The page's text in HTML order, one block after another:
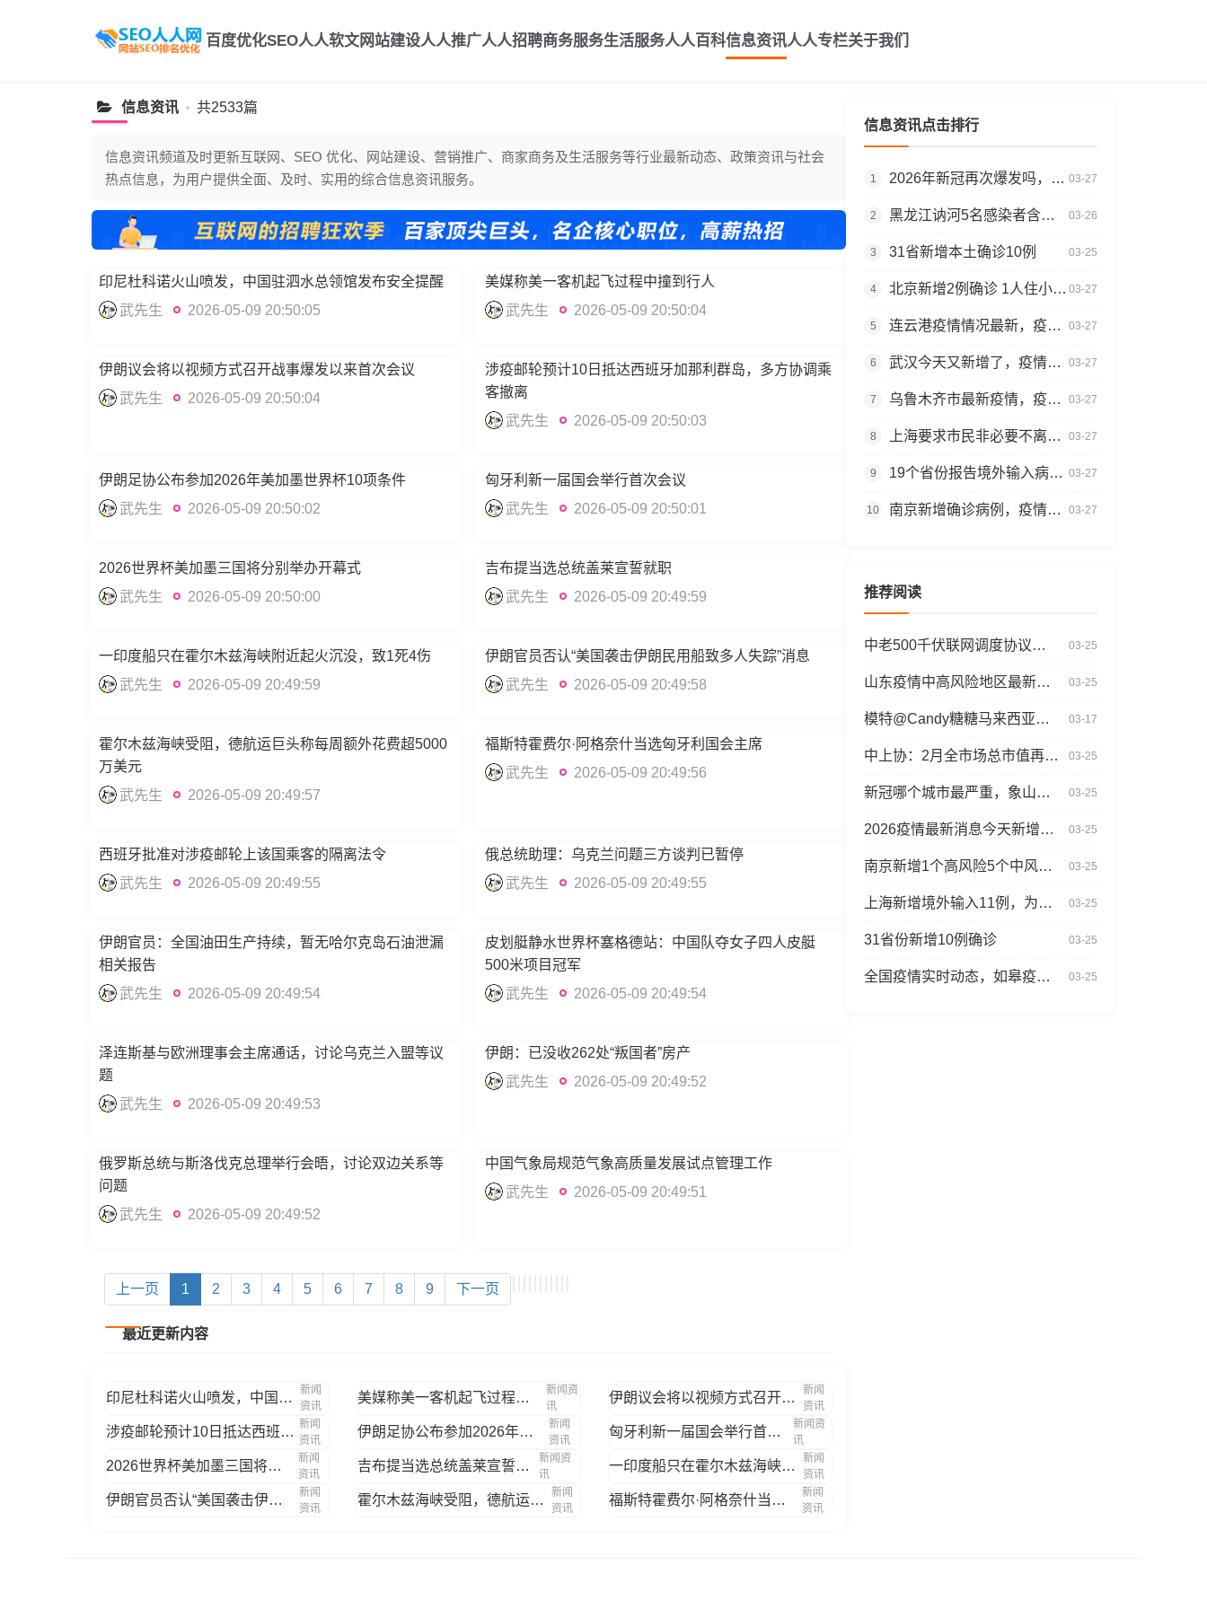
百度优化SEO人人软文网站建设人人推广人人招聘商务服务生活服务人人百科信息资讯人人专栏关于我们
信息资讯 共2533篇
信息资讯频道及时更新互联网、SEO 优化、网站建设、营销推广、商家商务及生活服务等行业最新动态、政策资讯与社会
热点信息，为用户提供全面、及时、实用的综合信息资讯服务。
印尼杜科诺火山喷发，中国驻泗水总领馆发布安全提醒
武先生
2026-05-09 20:50:05
美媒称美一客机起飞过程中撞到行人
武先生
2026-05-09 20:50:04
伊朗议会将以视频方式召开战事爆发以来首次会议
武先生
2026-05-09 20:50:04
涉疫邮轮预计10日抵达西班牙加那利群岛，多方协调乘
客撤离
武先生
2026-05-09 20:50:03
伊朗足协公布参加2026年美加墨世界杯10项条件
武先生
2026-05-09 20:50:02
匈牙利新一届国会举行首次会议
武先生
2026-05-09 20:50:01
2026世界杯美加墨三国将分别举办开幕式
武先生
2026-05-09 20:50:00
吉布提当选总统盖莱宣誓就职
武先生
2026-05-09 20:49:59
一印度船只在霍尔木兹海峡附近起火沉没，致1死4伤
武先生
2026-05-09 20:49:59
伊朗官员否认“美国袭击伊朗民用船致多人失踪”消息
武先生
2026-05-09 20:49:58
霍尔木兹海峡受阻，德航运巨头称每周额外花费超5000
万美元
武先生
2026-05-09 20:49:57
福斯特霍费尔·阿格奈什当选匈牙利国会主席
武先生
2026-05-09 20:49:56
西班牙批准对涉疫邮轮上该国乘客的隔离法令
武先生
2026-05-09 20:49:55
俄总统助理：乌克兰问题三方谈判已暂停
武先生
2026-05-09 20:49:55
伊朗官员：全国油田生产持续，暂无哈尔克岛石油泄漏
相关报告
武先生
2026-05-09 20:49:54
皮划艇静水世界杯塞格德站：中国队夺女子四人皮艇
500米项目冠军
武先生
2026-05-09 20:49:54
泽连斯基与欧洲理事会主席通话，讨论乌克兰入盟等议
题
武先生
2026-05-09 20:49:53
伊朗：已没收262处“叛国者”房产
武先生
2026-05-09 20:49:52
俄罗斯总统与斯洛伐克总理举行会晤，讨论双边关系等
问题
武先生
2026-05-09 20:49:52
中国气象局规范气象高质量发展试点管理工作
武先生
2026-05-09 20:49:51
上一页 1 2 3 4 5 6 7 8 9 下一页
最近更新内容
印尼杜科诺火山喷发，中国驻泗水总领馆发布
新闻
资讯
美媒称美一客机起飞过程中撞到行人
新闻资
讯
伊朗议会将以视频方式召开战事爆发以来首次
新闻
资讯
涉疫邮轮预计10日抵达西班牙加那利群岛， 新闻
资讯
伊朗足协公布参加2026年美加墨世界杯1
新闻
资讯
匈牙利新一届国会举行首次会议
新闻资
讯
2026世界杯美加墨三国将分别举办开幕式
新闻
资讯
吉布提当选总统盖莱宣誓就职
新闻资
讯
一印度船只在霍尔木兹海峡附近起火沉没，致
新闻
资讯
伊朗官员否认“美国袭击伊朗民用船致多人失
新闻
资讯
霍尔木兹海峡受阻，德航运巨头称每周额外花
新闻
资讯
福斯特霍费尔·阿格奈什当选匈牙利国会主席
新闻
资讯
信息资讯点击排行
1 2026年新冠再次爆发吗，疫情最新消息今天 03-27
2 黑龙江讷河5名感染者含一家4口，多地调整为中风险地区 03-26
3 31省新增本土确诊10例 03-25
4 北京新增2例确诊 1人住小区居委会，疫情今天消息 03-27
5 连云港疫情情况最新，疫情最新情况 03-27
6 武汉今天又新增了，疫情什么时候解封的 03-27
7 乌鲁木齐市最新疫情，疫情新增确诊 03-27
8 上海要求市民非必要不离沪，疫情最新消息 03-27
9 19个省份报告境外输入病例，疫情今日消息 03-27
10 南京新增确诊病例，疫情最新消息今天 03-27
推荐阅读
中老500千伏联网调度协议正式签订 03-25
山东疫情中高风险地区最新名单 03-25
模特@Candy糖糖马来西亚旅拍写真发布，性感红色比基尼服饰，泳池拍摄 03-17
中上协：2月全市场总市值再创历史新高，突破116.8万亿 03-25
新冠哪个城市最严重，象山疫情最新消息 03-25
2026疫情最新消息今天新增，德阳疫情最新报道 03-25
南京新增1个高风险5个中风险地区，多地调整为中风险地区 03-25
上海新增境外输入11例，为什么新增 03-25
31省份新增10例确诊 03-25
全国疫情实时动态，如皋疫情最新消息 03-25